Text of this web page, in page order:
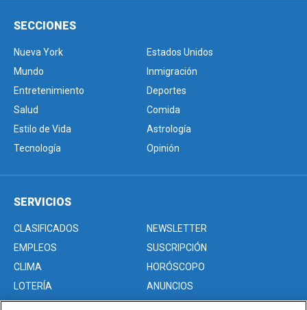
SECCIONES
Nueva York
Estados Unidos
Mundo
Inmigración
Entretenimiento
Deportes
Salud
Comida
Estilo de Vida
Astrología
Tecnología
Opinión
SERVICIOS
CLASIFICADOS
NEWSLETTER
EMPLEOS
SUSCRIPCIÓN
CLIMA
HORÓSCOPO
LOTERÍA
ANUNCIOS